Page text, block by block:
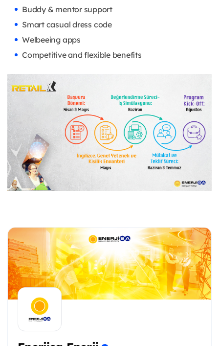
Buddy & mentor support
Smart casual dress code
Welbeeing apps
Competitive and flexible benefits